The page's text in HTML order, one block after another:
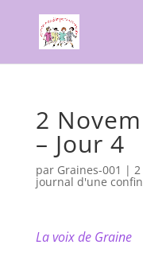
2
– Jour 4
par Graines-001 |
journal d'une
La voix de Graine